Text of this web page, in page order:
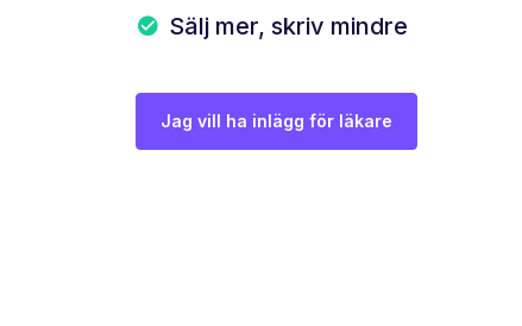
Sälj mer, skriv mindre
Jag vill ha inlägg för läkare